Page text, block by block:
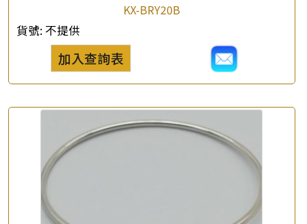
KX-BRY20B
貨號: 不提供
加入查詢表